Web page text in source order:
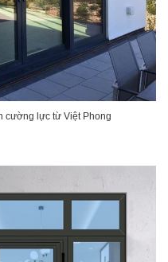
cường lực từ Việt Phong